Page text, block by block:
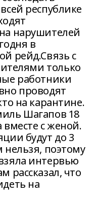
республике
нарушителей
в
рейд.Связь с
только
работники
проводят
на карантине.
Шагапов 18
вместе с женой.
будут до 3
поэтому
интервью
рассказал, что
на